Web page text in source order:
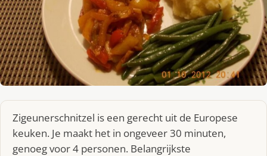
Zigeunerschnitzel is een gerecht uit de Europese
keuken. Je maakt het in ongeveer 30 minuten,
genoeg voor 4 personen. Belangrijkste